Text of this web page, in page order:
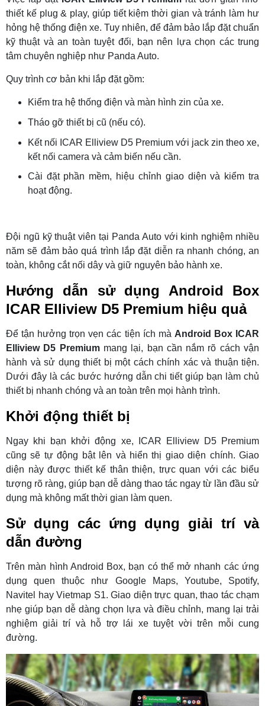
thiết kế plug & play, giúp tiết kiệm thời gian và tránh làm hư
hỏng hệ thống điện xe. Tuy nhiên, để đảm bảo lắp đặt chuẩn
kỹ thuật và an toàn tuyệt đối, bạn nên lựa chọn các trung
tâm chuyên nghiệp như Panda Auto.
Quy trình cơ bản khi lắp đặt gồm:
Kiểm tra hệ thống điện và màn hình zin của xe.
Tháo gỡ thiết bị cũ (nếu có).
Kết nối ICAR Elliview D5 Premium với jack zin theo xe,
kết nối camera và cảm biến nếu cần.
Cài đặt phần mềm, hiệu chỉnh giao diện và kiểm tra
hoạt động.
Đội ngũ kỹ thuật viên tại Panda Auto với kinh nghiệm nhiều
năm sẽ đảm bảo quá trình lắp đặt diễn ra nhanh chóng, an
toàn, không cắt nối dây và giữ nguyên bảo hành xe.
Hướng dẫn sử dụng Android Box
ICAR Elliview D5 Premium hiệu quả
Để tận hưởng trọn vẹn các tiện ích mà Android Box ICAR
Elliview D5 Premiummang lại, bạn cần nắm rõ cách vận
hành và sử dụng thiết bị một cách chính xác và thuận tiện.
Dưới đây là các bước hướng dẫn chi tiết giúp bạn làm chủ
thiết bị nhanh chóng và an toàn trên mọi hành trình.
Khởi động thiết bị
Ngay khi bạn khởi động xe, ICAR Elliview D5 Premium
cũng sẽ tự động bật lên và hiển thị giao diện chính. Giao
diện này được thiết kế thân thiện, trực quan với các biểu
tượng rõ ràng, giúp bạn dễ dàng thao tác ngay từ lần đầu sử
dụng mà không mất thời gian làm quen.
Sử dụng các ứng dụng giải trí và
dẫn đường
Trên màn hình Android Box, bạn có thể mở nhanh các ứng
dụng quen thuộc như Google Maps, Youtube, Spotify,
Navitel hay Vietmap S1. Giao diện trực quan, thao tác chạm
nhẹ giúp bạn dễ dàng chọn lựa và điều chỉnh, mang lại trải
nghiệm giải trí và hỗ trợ lái xe tuyệt vời trên mỗi cung
đường.